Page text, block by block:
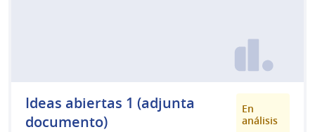
Ideas abiertas 1 (adjunta
documento)
En
análisis